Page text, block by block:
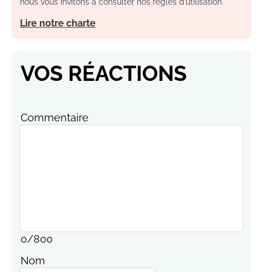
Lire notre charte
VOS RÉACTIONS
Commentaire
0/800
Nom